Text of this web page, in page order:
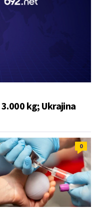
kg; Ukrajina
0